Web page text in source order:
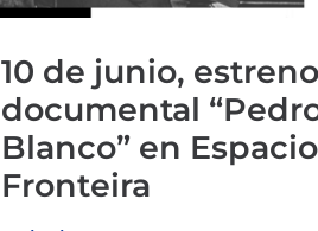
10 de junio,
documental
Blanco” en Espacio
Fronteira